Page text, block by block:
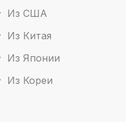
Из США
Из Китая
Из Японии
Из Кореи